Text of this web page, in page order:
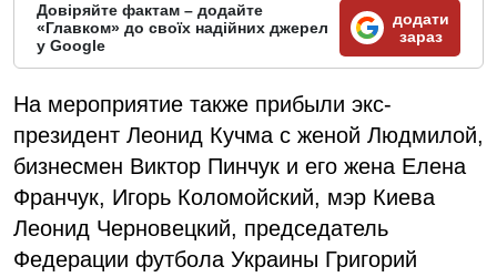
Довіряйте фактам – додайте
«Главком» до своїх надійних джерел
у Google
додати
зараз
На мероприятие также прибыли экс-
президент Леонид Кучма с женой Людмилой,
бизнесмен Виктор Пинчук и его жена Елена
Франчук, Игорь Коломойский, мэр Киева
Леонид Черновецкий, председатель
Федерации футбола Украины Григорий